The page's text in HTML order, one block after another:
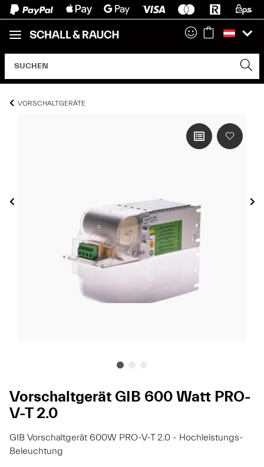
VORSCHALTGERÄTE
Vorschaltgerät GIB 600 Watt PRO-
V-T 2.0
GIB Vorschaltgerät 600W PRO-V-T 2.0 - Hochleistungs-
Beleuchtung